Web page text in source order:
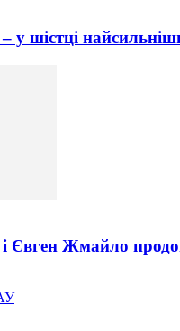
у шістці
Євген Жмайло